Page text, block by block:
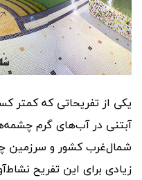
یکی از تفریحاتی که کمتر
آبتنی در آب‌های گرم
شمال‌غرب کشور و سرزمین
زیادی برای این تفریح